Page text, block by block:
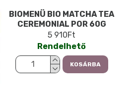
BIOMENÜ BIO MATCHA TEA
CEREMONIAL POR 60G
5 910Ft
Rendelhető
KOSÁRBA